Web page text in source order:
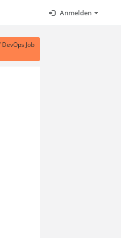
Anmelden
Job